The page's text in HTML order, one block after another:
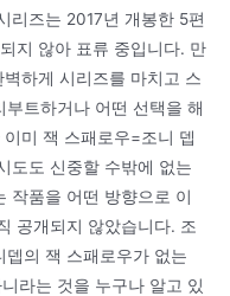
리즈는 2017년 개봉한 5편
지 않아 표류 중입니다. 만
하게 시리즈를 마치고 스
트하거나 어떤 선택을 해
미 잭 스패로우=조니 뎁
도도 신중할 수밖에 없는
작품을 어떤 방향으로 이
공개되지 않았습니다. 조
의 잭 스패로우가 없는
라는 것을 누구나 알고 있